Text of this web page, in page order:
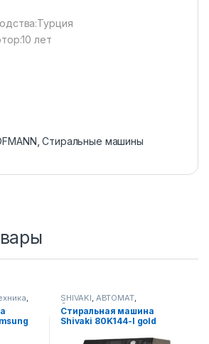
лет
,Стиральные машины
, SHIVAKI, АВТОМАТ,
Стиральные машины
Стиральная машина
Shivaki 80K144-I gold